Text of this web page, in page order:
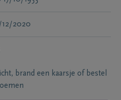
12/2020
brand een kaarsje of bestel